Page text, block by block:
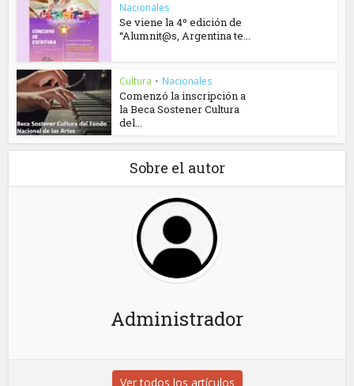
Nacionales
Se viene la 4º edición de
“Alumnit@s, Argentina te...
Cultura • Nacionales
Comenzó la inscripción a
la Beca Sostener Cultura
del...
Sobre el autor
Administrador
Ver todos los artículos